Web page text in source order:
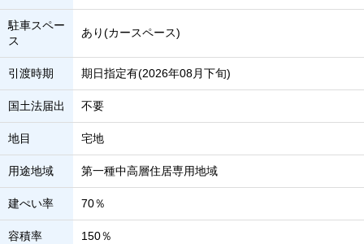
駐車スペー
ス
あり(カースペース)
引渡時期 期日指定有(2026年08月下旬)
国土法届出 不要
地目 宅地
用途地域 第一種中高層住居専用地域
建ぺい率 70％
容積率 150％